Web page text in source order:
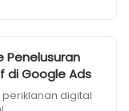
Penelusuran
di Google Ads
digital